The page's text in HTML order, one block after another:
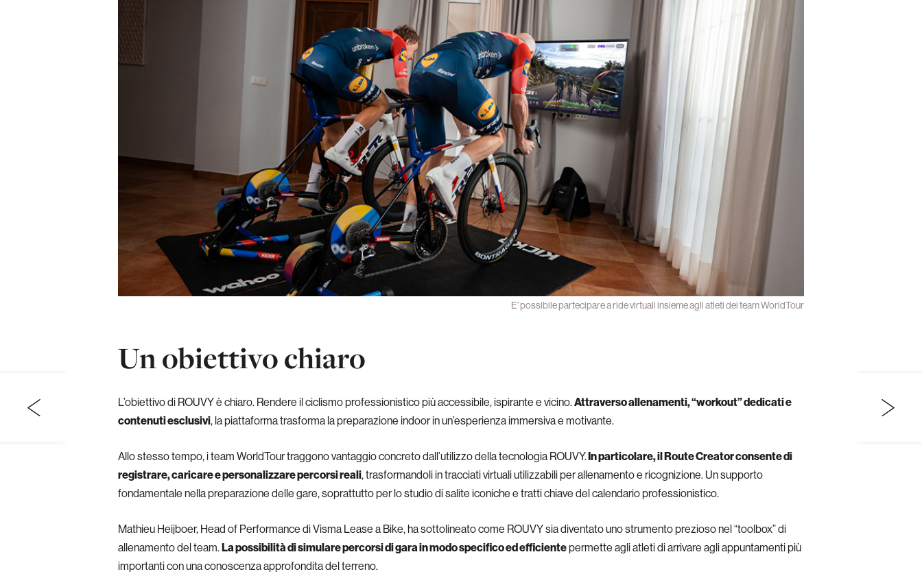
E’ possibile partecipare a ride virtuali insieme agli atleti dei team WorldTour
Un obiettivo chiaro
L’obiettivo di ROUVY è chiaro. Rendere il ciclismo professionistico più accessibile, ispirante e vicino.Attraverso allenamenti, “workout” dedicati e
contenuti esclusivi, la piattaforma trasforma la preparazione indoor in un’esperienza immersiva e motivante.
Allo stesso tempo, i team WorldTour traggono vantaggio concreto dall’utilizzo della tecnologia ROUVY.In particolare, il Route Creator consente di
registrare, caricare e personalizzare percorsi reali, trasformandoli in tracciati virtuali utilizzabili per allenamento e ricognizione. Un supporto
fondamentale nella preparazione delle gare, soprattutto per lo studio di salite iconiche e tratti chiave del calendario professionistico.
Mathieu Heijboer, Head of Performance di Visma Lease a Bike, ha sottolineato come ROUVY sia diventato uno strumento prezioso nel “toolbox” di
allenamento del team.La possibilità di simulare percorsi di gara in modo specifico ed efficientepermette agli atleti di arrivare agli appuntamenti più
importanti con una conoscenza approfondita del terreno.